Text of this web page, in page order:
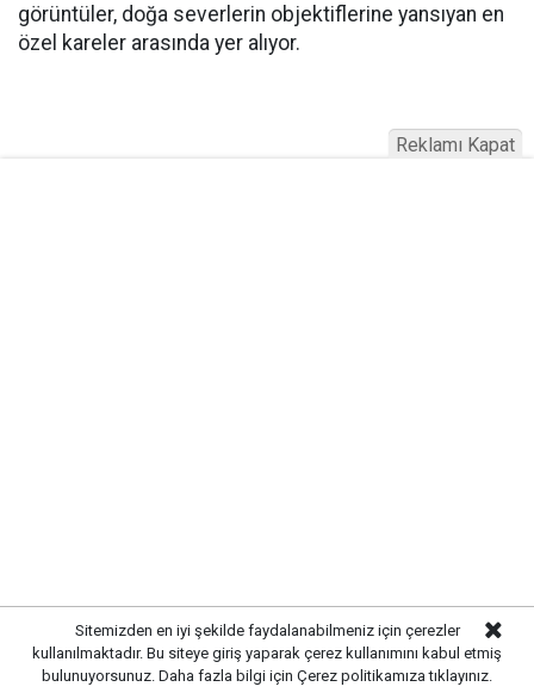
görüntüler, doğa severlerin objektiflerine yansıyan en
özel kareler arasında yer alıyor.
Sitemizden en iyi şekilde faydalanabilmeniz için çerezler
kullanılmaktadır. Bu siteye giriş yaparak çerez kullanımını kabul etmiş
bulunuyorsunuz. Daha fazla bilgi için Çerez politikamıza tıklayınız.
Reklamı Kapat